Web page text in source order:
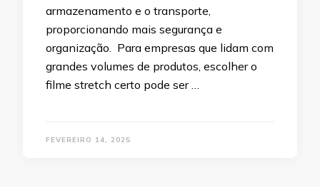
armazenamento e o transporte,
proporcionando mais segurança e
organização. Para empresas que lidam com
grandes volumes de produtos, escolher o
filme stretch certo pode ser …
FEVEREIRO 14, 2025